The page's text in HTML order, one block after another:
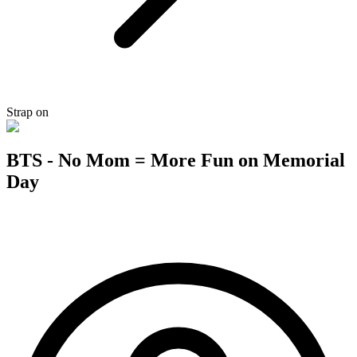
Strap on
BTS - No Mom = More Fun on Memorial
Day